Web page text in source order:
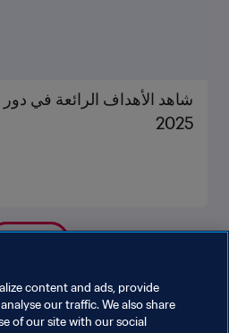
شاهد الأهداف الرائعة في
2025
content and ads, provide
our traffic. We also share
of our site with our social